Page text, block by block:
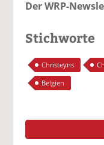
Der WRP-
Stichworte
Christeyns
Belgien